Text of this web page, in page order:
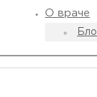
О враче